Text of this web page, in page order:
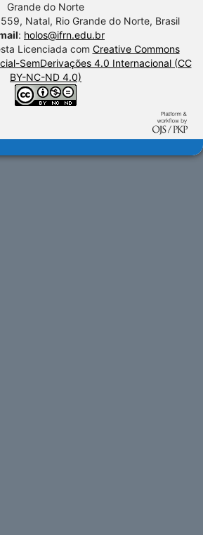
Grande do Norte
Natal, Rio Grande do Norte, Brasil
: holos@ifrn.edu.br
Licenciada com Creative Commons
SemDerivações 4.0 Internacional (CC
BY-NC-ND 4.0)